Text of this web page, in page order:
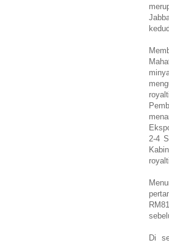
2-4
Di